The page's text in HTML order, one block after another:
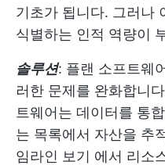
기초가 됩니다. 그러나
식별하는 인적 역량이
솔루션: 플랜 소프트웨
러한 문제를 완화합니
트웨어는 데이터를 통
는 목록에서 자산을 추
임라인 보기 에서 리소